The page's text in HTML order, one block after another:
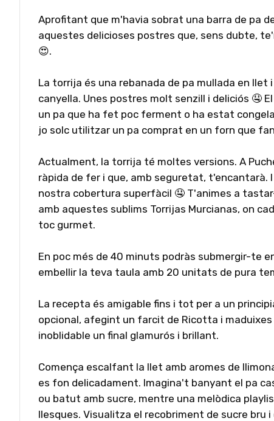
Aprofitant que m'havia sobrat una barra de pa
aquestes delicioses postres que, sens dubte,
😍.
La torrija és una rebanada de pa mullada en
canyella. Unes postres molt senzill i deliciós 🤤
un pa que ha fet poc ferment o ha estat
jo solc utilitzar un pa comprat en un forn que
Actualment, la torrija té moltes versions. A
ràpida de fer i que, amb seguretat,
nostra cobertura superfàcil 🤤 T'animes a
amb aquestes sublims Torrijas Murcianas, on
toc gurmet.
En poc més de 40 minuts podràs submergir-te
embellir la teva taula amb 20 unitats de pura
La recepta és amigable fins i tot per a un
opcional, afegint un farcit de Ricotta i
inoblidable un final glamurós i brillant.
Comença escalfant la llet amb aromes de
es fon delicadament. Imagina't banyant el pa
ou batut amb sucre, mentre una melòdica
llesques. Visualitza el recobriment de sucre bru